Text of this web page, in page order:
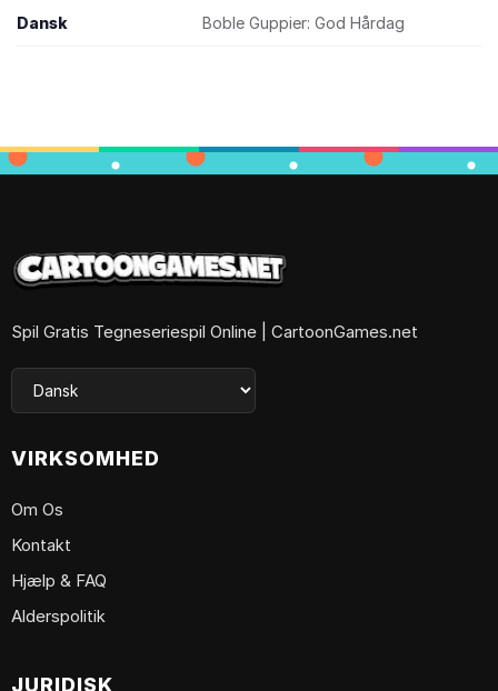
Dansk Boble Guppier: God Hårdag
Spil Gratis Tegneseriespil Online | CartoonGames.net
VIRKSOMHED
Om Os
Kontakt
Hjælp & FAQ
Alderspolitik
JURIDISK